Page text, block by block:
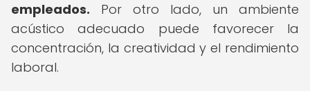
empleados. Por otro lado, un ambiente
acústico adecuado puede favorecer la
concentración, la creatividad y el rendimiento
laboral.